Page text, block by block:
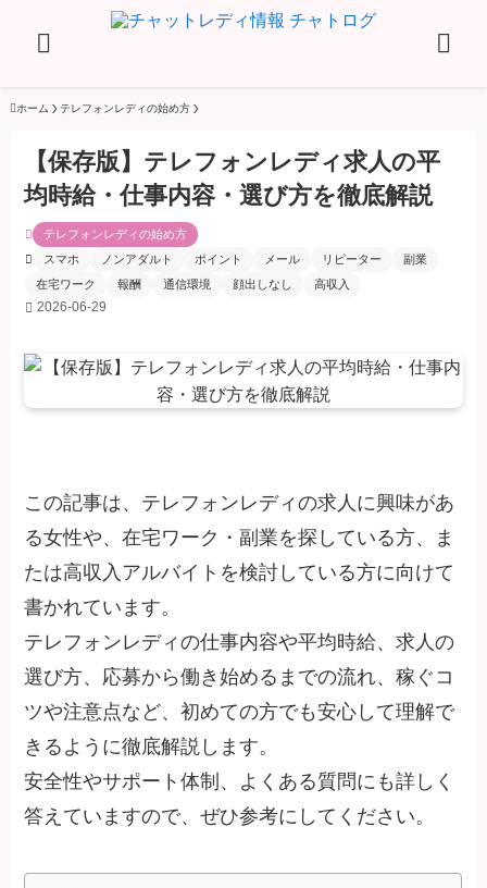
ホーム テレフォンレディの始め方
【保存版】テレフォンレディ求人の平
均時給・仕事内容・選び方を徹底解説
テレフォンレディの始め方
スマホ
ノンアダルト ポイント メール リピーター
副業
在宅ワーク
報酬 通信環境 顔出しなし 高収入
2026-06-29
この記事は、テレフォンレディの求人に興味があ
る女性や、在宅ワーク・副業を探している方、ま
たは高収入アルバイトを検討している方に向けて
書かれています。
テレフォンレディの仕事内容や平均時給、求人の
選び方、応募から働き始めるまでの流れ、稼ぐコ
ツや注意点など、初めての方でも安心して理解で
きるように徹底解説します。
安全性やサポート体制、よくある質問にも詳しく
答えていますので、ぜひ参考にしてください。